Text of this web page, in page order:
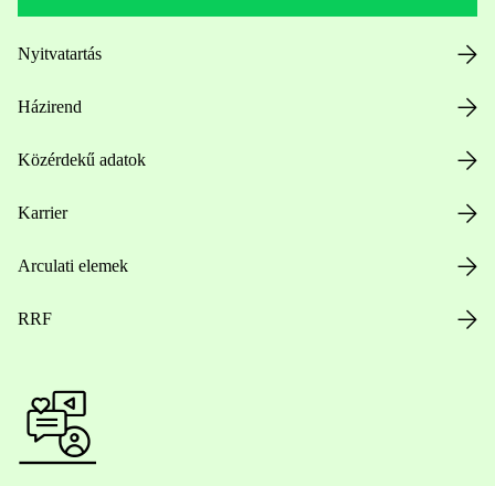
Nyitvatartás
Házirend
Közérdekű adatok
Karrier
Arculati elemek
RRF